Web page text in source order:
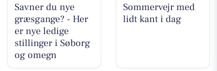
Savner du nye
græsgange? - Her
er nye ledige
stillinger i Søborg
og omegn
Sommervejr med
lidt kant i dag